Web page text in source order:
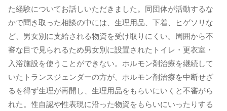
た経験についてお話しいただきました。同団体が活動するな
かで聞き取った相談の中には、生理用品、下着、ヒゲソリな
ど、男女別に支給される物資を受け取りにくい。周囲から不
審な目で見られるため男女別に設置されたトイレ・更衣室・
入浴施設を使うことができない。ホルモン剤治療を継続して
いたトランスジェンダーの方が、ホルモン剤治療を中断せざ
るを得ず生理が再開し、生理用品をもらいにいくと不審がら
れた。性自認や性表現に沿った物資をもらいにいったりする